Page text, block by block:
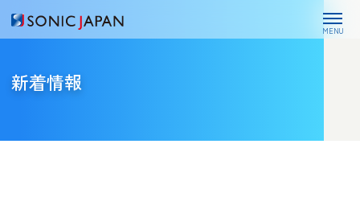
MENU
新着情報